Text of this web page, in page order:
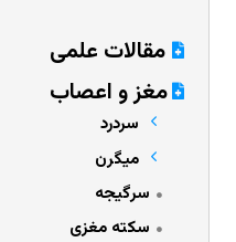
مقالات علمی
مغز و اعصاب
سردرد
میگرن
سرگیجه
سکته مغزی